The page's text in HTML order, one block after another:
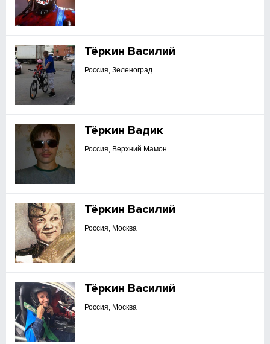
Тёркин Василий
Россия, Зеленоград
Тёркин Вадик
Россия, Верхний Мамон
Тёркин Василий
Россия, Москва
Тёркин Василий
Россия, Москва